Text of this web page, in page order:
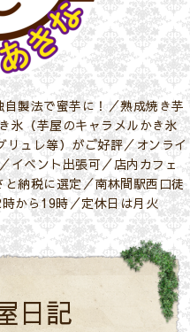
製法で蜜芋に！／熟成焼き芋
氷（芋屋のキャラメルかき氷
ュレ等）がご好評／オンライ
イベント出張可／店内カフェ
納税に選定／南林間駅西口徒
から19時／定休日は月火
日記